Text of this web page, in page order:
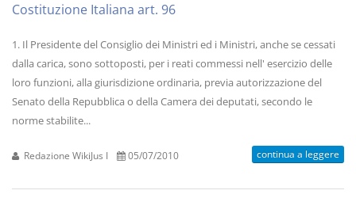
Costituzione Italiana art. 96
1. Il Presidente del Consiglio dei Ministri ed i Ministri, anche se cessati
dalla carica, sono sottoposti, per i reati commessi nell' esercizio delle
loro funzioni, alla giurisdizione ordinaria, previa autorizzazione del
Senato della Repubblica o della Camera dei deputati, secondo le
norme stabilite...
Redazione WikiJus I 05/07/2010 continua a leggere